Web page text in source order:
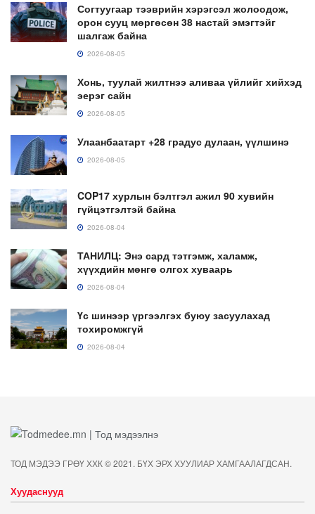
Согтуугаар тээврийн хэрэгсэл жолоодож,
орон сууц мөргөсөн 38 настай эмэгтэйг
шалгаж байна
2026-08-05
Хонь, туулай жилтнээ аливаа үйлийг хийхэд
эерэг сайн
2026-08-05
Улаанбаатарт +28 градус дулаан, үүлшинэ
2026-08-05
COP17 хурлын бэлтгэл ажил 90 хувийн
гүйцэтгэлтэй байна
2026-08-04
ТАНИЛЦ: Энэ сард тэтгэмж, халамж,
хүүхдийн мөнгө олгох хуваарь
2026-08-04
Үс шинээр үргээлгэх буюу засуулахад
тохиромжгүй
2026-08-04
ТОД МЭДЭЭ ГРӨҮ ХХК © 2021. БҮХ ЭРХ ХУУЛИАР ХАМГААЛАГДСАН.
Хуудаснууд